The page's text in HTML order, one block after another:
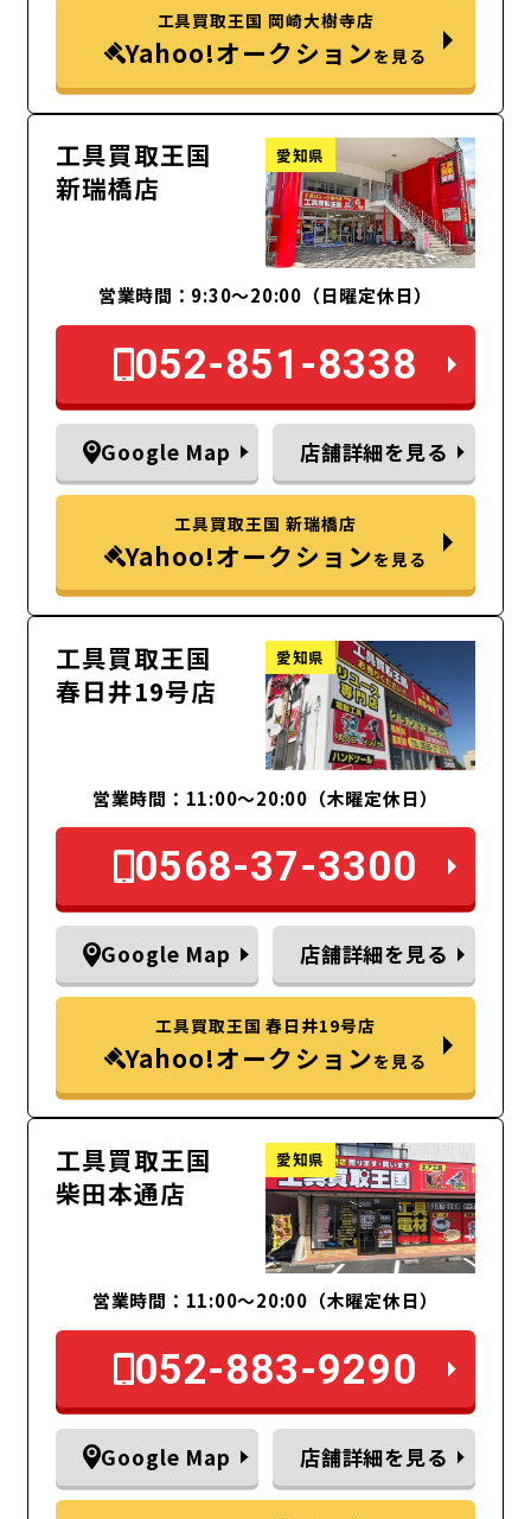
工具買取王国 岡崎大樹寺店
Yahoo!オークションを見る
工具買取王国
新瑞橋店
愛知県
営業時間：9:30～20:00（日曜定休日）
052-851-8338
Google Map 店舗詳細を見る
工具買取王国 新瑞橋店
Yahoo!オークションを見る
工具買取王国
春日井19号店
愛知県
営業時間：11:00～20:00（木曜定休日）
0568-37-3300
Google Map 店舗詳細を見る
工具買取王国 春日井19号店
Yahoo!オークションを見る
工具買取王国
柴田本通店
愛知県
営業時間：11:00～20:00（木曜定休日）
052-883-9290
Google Map 店舗詳細を見る